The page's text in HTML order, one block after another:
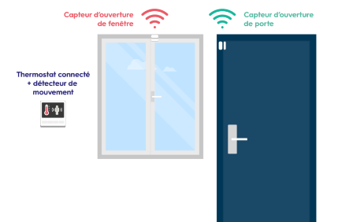
Suivez-nous sur
connectés, couplées à l’interfaçage avec votre
PMS, permettent de
réguler la température de
chaque espace en fonction de sa réservation et
active du client, selon des
scénarios définis.